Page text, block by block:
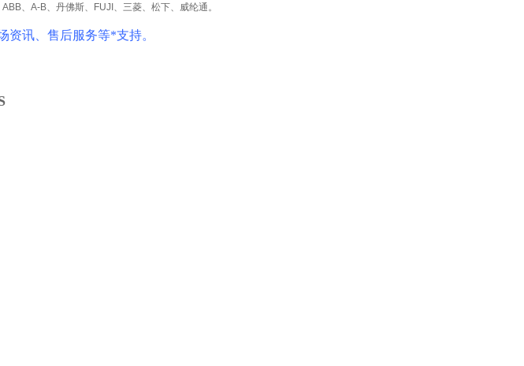
ABB、 A-B、丹佛斯、 FUJI 、三菱、松下、威纶通。
资讯、售后服务等*支持。